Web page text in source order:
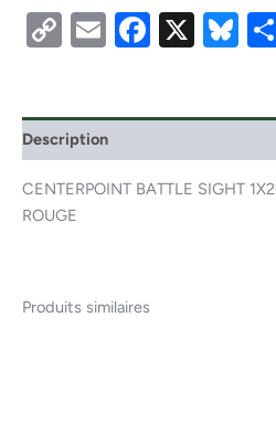
CopyEmail X
Description
CENTERPOINT BATTLE SIGHT
ROUGE
Produits similaires